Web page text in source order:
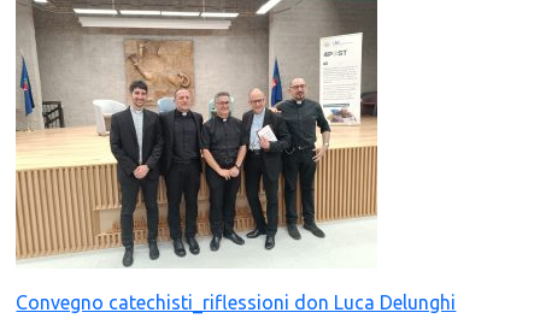
Convegno catechisti_riflessioni don Luca Delunghi